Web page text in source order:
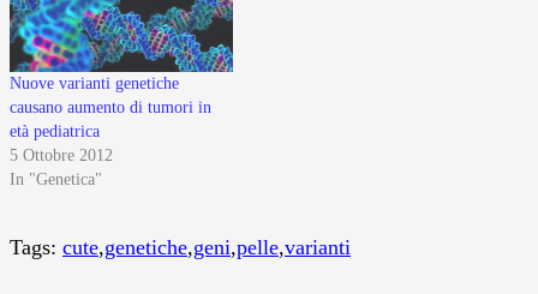
Nuove varianti genetiche
causano aumento di tumori in
età pediatrica
5 Ottobre 2012
In "Genetica"
Tags: cute,genetiche,geni,pelle,varianti